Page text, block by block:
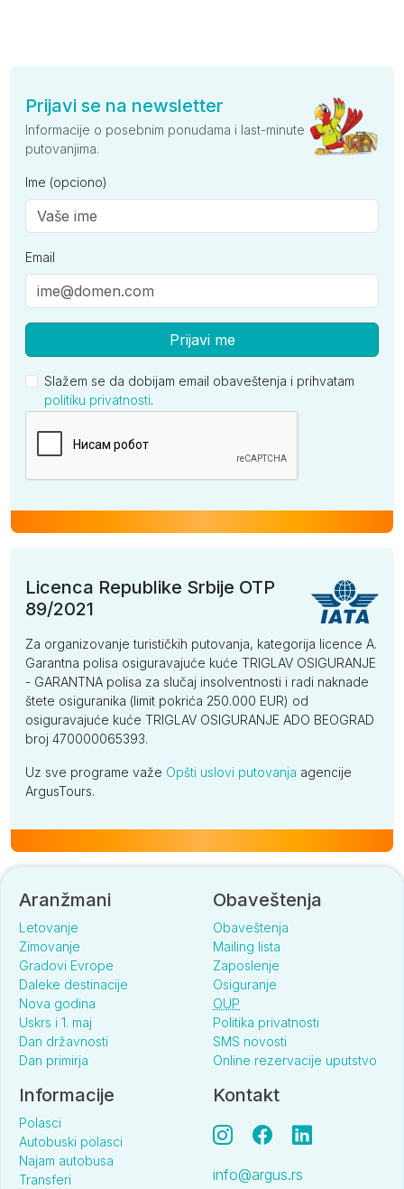
Prijavi se na newsletter
Informacije o posebnim ponudama i last-minute
putovanjima.
Ime (opciono)
Email
Prijavi me
Slažem se da dobijam email obaveštenja i prihvatam
politiku privatnosti.
Licenca Republike Srbije OTP
89/2021
Za organizovanje turističkih putovanja, kategorija licence A.
Garantna polisa osiguravajuće kuće TRIGLAV OSIGURANJE
- GARANTNA polisa za slučaj insolventnosti i radi naknade
štete osiguranika (limit pokrića 250.000 EUR) od
osiguravajuće kuće TRIGLAV OSIGURANJE ADO BEOGRAD
broj 470000065393.
Uz sve programe važe Opšti uslovi putovanja agencije
ArgusTours.
Aranžmani
Letovanje
Zimovanje
Gradovi Evrope
Daleke destinacije
Nova godina
Uskrs i 1. maj
Dan državnosti
Dan primirja
Obaveštenja
Obaveštenja
Mailing lista
Zaposlenje
Osiguranje
OUP
Politika privatnosti
SMS novosti
Online rezervacije uputstvo
Informacije
Polasci
Autobuski polasci
Najam autobusa
Transferi
Kontakt
info@argus.rs